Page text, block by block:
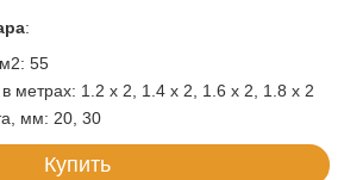
:
м2: 55
метрах: 1.2 х 2, 1.4 х 2, 1.6 x 2, 1.8 х 2
мм: 20, 30
Купить